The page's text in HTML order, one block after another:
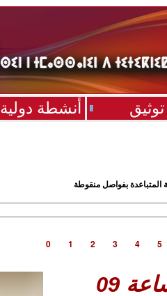
أنشطة دولية توثيق
المتباعدة بفواصل منقوطة
0 1 2 3 4 5